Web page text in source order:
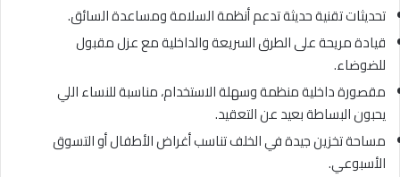
تحديثات تقنية حديثة تدعم أنظمة السلامة ومساعدة السائق.
قيادة مريحة على الطرق السريعة والداخلية مع عزل مقبول
للضوضاء.
مقصورة داخلية منظمة وسهلة الاستخدام، مناسبة للنساء اللي
يحبون البساطة بعيد عن التعقيد.
مساحة تخزين جيدة في الخلف تناسب أغراض الأطفال أو التسوق
الأسبوعي.